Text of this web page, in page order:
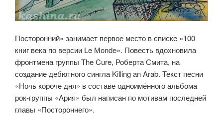
Посторонний» занимает первое место в списке «100
книг века по версии Le Monde». Повесть вдохновила
фронтмена группы The Cure, Роберта Смита, на
создание дебютного сингла Killing an Arab. Текст песни
«Ночь короче дня» в составе одноимённого альбома
рок-группы «Ария» был написан по мотивам последней
главы «Постороннего».